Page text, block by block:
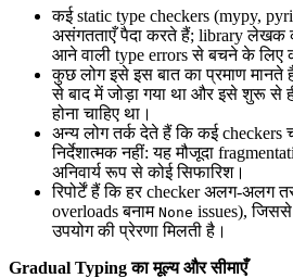
कई static type checkers (mypy,
असंगतताएँ पैदा करते हैं; library लेखक
आने वाली type errors से बचने के लिए
कुछ लोग इसे इस बात का प्रमाण मानते
से बाद में जोड़ा गया था और इसे शुरू से
होना चाहिए था।
अन्य लोग तर्क देते हैं कि कई checkers
निर्देशात्मक नहीं: यह मौजूदा
अनिवार्य रूप से कोई सिफारिश।
रिपोर्टें हैं कि हर checker अलग-अलग
overloads बनाम None issues),
उपयोग की प्रेरणा मिलती है।
Gradual Typing का मूल्य और सीमाएँ